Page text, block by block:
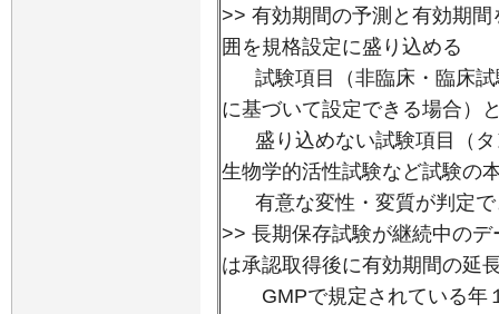
>> 有効期間の予測と有効期
囲を規格設定に盛り込める
試験項目（非臨床・臨床試
に基づいて設定できる場合）
盛り込めない試験項目（タ
生物学的活性試験など試験の
有意な変性・変質が判定で
>> 長期保存試験が継続中の
は承認取得後に有効期間の延
GMPで規定されている年